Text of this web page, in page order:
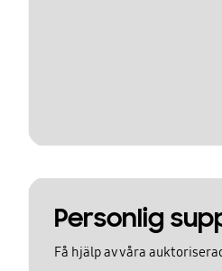
Personlig
Få hjälp av våra